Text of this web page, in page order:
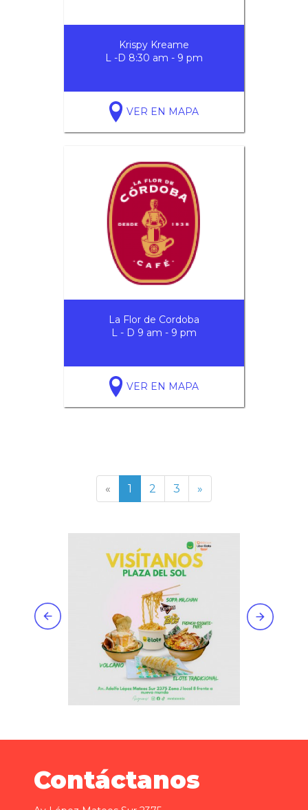
Krispy Kreame
L -D 8:30 am - 9 pm
VER EN MAPA
La Flor de Cordoba
L - D 9 am - 9 pm
VER EN MAPA
« 1 2 3 »
Contáctanos